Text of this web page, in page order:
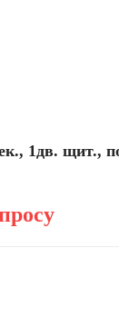
1дв. щит.,